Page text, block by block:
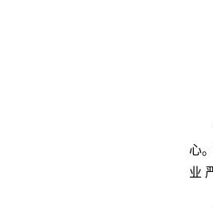
心
业